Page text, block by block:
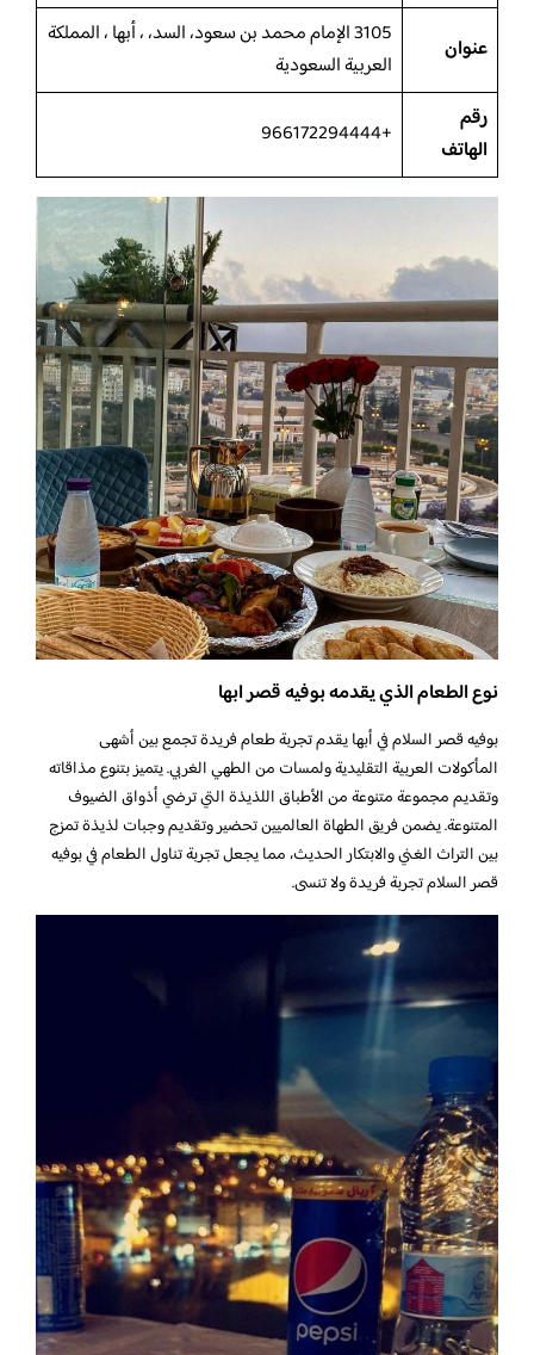
عنوان
3105 الإمام محمد بن سعود، السد، ، أبها ، المملكة
العربية السعودية
رقم
الهاتف
+966172294444
نوع الطعام الذي يقدمه بوفيه قصر ابها
بوفيه قصر السلام في أبها يقدم تجربة طعام فريدة تجمع بين أشهى
المأكولات العربية التقليدية ولمسات من الطهي الغربي. يتميز بتنوع مذاقاته
وتقديم مجموعة متنوعة من الأطباق اللذيذة التي ترضي أذواق الضيوف
المتنوعة. يضمن فريق الطهاة العالميين تحضير وتقديم وجبات لذيذة تمزج
بين التراث الغني والابتكار الحديث، مما يجعل تجربة تناول الطعام في بوفيه
قصر السلام تجربة فريدة ولا تنسى.